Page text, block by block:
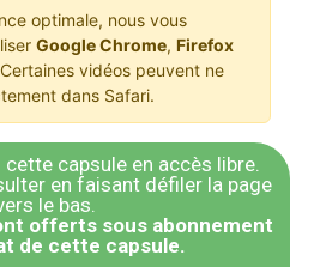
optimale, nous vous
Google Chrome, Firefox
vidéos peuvent ne
dans Safari.
capsule en accès libre.
en faisant défiler la page
le bas.
offerts sous abonnement
de cette capsule.